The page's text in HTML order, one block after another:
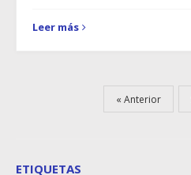
Leer más
Anterior
ETIQUETAS